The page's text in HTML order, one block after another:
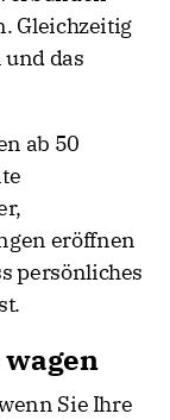
Gleichzeitig
das
ab 50
eröffnen
persönliches
Sie Ihre